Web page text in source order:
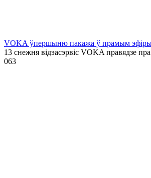
VOKA ўпершыню пакажа ў прамым эфіры
13 снежня відэасэрвіс VOKA правядзе
063